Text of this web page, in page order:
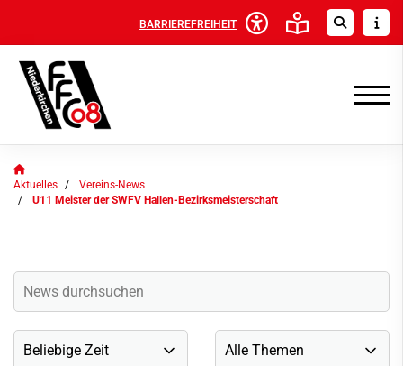
BARRIEREFREIHEIT
Aktuelles
Vereins-News
U11 Meister der SWFV Hallen-Bezirksmeisterschaft